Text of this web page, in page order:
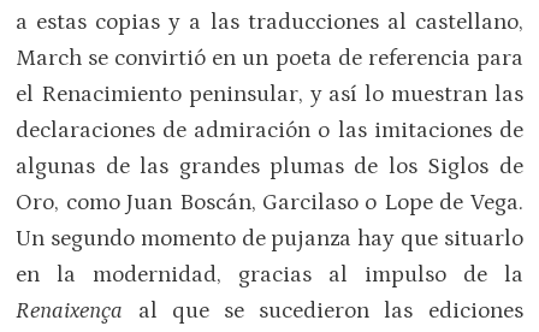
a estas copias y a las traducciones al castellano,
March se convirtió en un poeta de referencia para
el Renacimiento peninsular, y así lo muestran las
declaraciones de admiración o las imitaciones de
algunas de las grandes plumas de los Siglos de
Oro, como Juan Boscán, Garcilaso o Lope de Vega.
Un segundo momento de pujanza hay que situarlo
en la modernidad, gracias al impulso de la
Renaixença al que se sucedieron las ediciones